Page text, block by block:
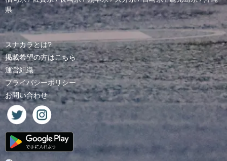
県
スナカラとは?
掲載希望の方はこちら
運営組織
プライバシーポリシー
お問い合わせ